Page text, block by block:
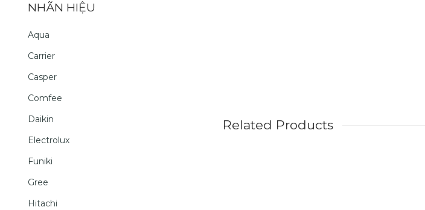
Related Products
NHÃN HIỆU
Aqua
Carrier
Casper
Comfee
Daikin
Electrolux
Funiki
Gree
Hitachi